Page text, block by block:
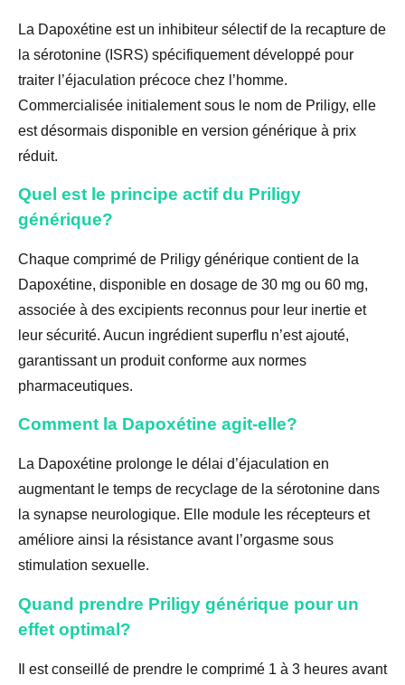
La Dapoxétine est un inhibiteur sélectif de la recapture de
la sérotonine (ISRS) spécifiquement développé pour
traiter l’éjaculation précoce chez l’homme.
Commercialisée initialement sous le nom de Priligy, elle
est désormais disponible en version générique à prix
réduit.
Quel est le principe actif du Priligy
générique?
Chaque comprimé de Priligy générique contient de la
Dapoxétine, disponible en dosage de 30 mg ou 60 mg,
associée à des excipients reconnus pour leur inertie et
leur sécurité. Aucun ingrédient superflu n’est ajouté,
garantissant un produit conforme aux normes
pharmaceutiques.
Comment la Dapoxétine agit-elle?
La Dapoxétine prolonge le délai d’éjaculation en
augmentant le temps de recyclage de la sérotonine dans
la synapse neurologique. Elle module les récepteurs et
améliore ainsi la résistance avant l’orgasme sous
stimulation sexuelle.
Quand prendre Priligy générique pour un
effet optimal?
Il est conseillé de prendre le comprimé 1 à 3 heures avant